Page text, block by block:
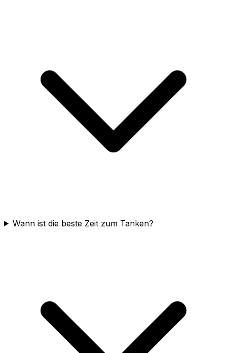
Wann ist die beste Zeit zum Tanken?